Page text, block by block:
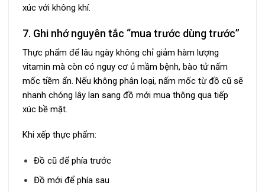
xúc với không khí.
7. Ghi nhớ nguyên tắc “mua trước dùng trước”
Thực phẩm để lâu ngày không chỉ giảm hàm lượng
vitamin mà còn có nguy cơ ủ mầm bệnh, bào tử nấm
mốc tiềm ẩn. Nếu không phân loại, nấm mốc từ đồ cũ sẽ
nhanh chóng lây lan sang đồ mới mua thông qua tiếp
xúc bề mặt.
Khi xếp thực phẩm:
Đồ cũ để phía trước
Đồ mới để phía sau